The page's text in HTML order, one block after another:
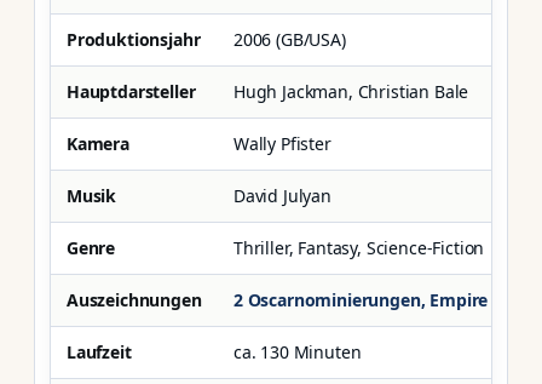
Produktionsjahr 2006 (GB/USA)
Hauptdarsteller Hugh Jackman, Christian Bale
Kamera Wally Pfister
Musik David Julyan
Genre Thriller, Fantasy, Science-Fiction
Auszeichnungen 2 Oscarnominierungen, Empire
Laufzeit ca. 130 Minuten